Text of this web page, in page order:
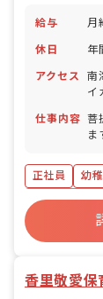
給与 月
休日 年
アクセス
南
イ
仕事内容 菩
ます。 ■具体的
製
昼
の
正社員 幼
ボーナス・賞
寮・住宅・
香里敬愛保